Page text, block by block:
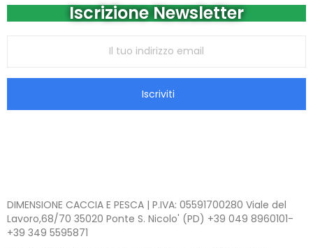
Iscrizione Newsletter
Iscriviti
DIMENSIONE CACCIA E PESCA | P.IVA: 05591700280 Viale del
Lavoro,68/70 35020 Ponte S. Nicolo' (PD) +39 049 8960101-
+39 349 5595871